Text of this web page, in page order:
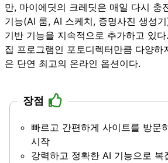
만, 마이에딧의 크레딧은 매일 다시 충
기능(AI 룸, AI 스케치, 증명사진 생성
기반 기능을 지속적으로 추가하고 있
집 프로그램인 포토디렉터만큼 다양하
은 단연 최고의 온라인 옵션이다.
장점
빠르고 간편하게 사이트를 방문
시작
강력하고 정확한 AI 기능으로 복